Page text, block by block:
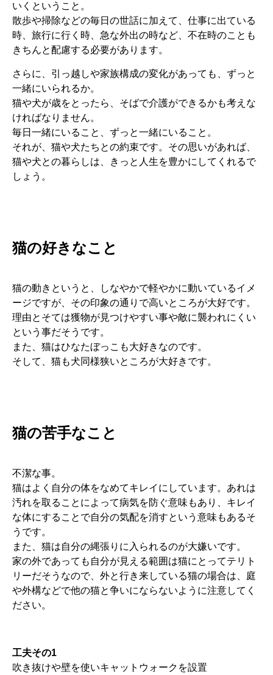
いくということ。
散歩や掃除などの毎日の世話に加えて、仕事に出ている
時、旅行に行く時、急な外出の時など、不在時のことも
きちんと配慮する必要があります。
さらに、引っ越しや家族構成の変化があっても、ずっと
一緒にいられるか。
猫や犬が歳をとったら、そばで介護ができるかも考えな
ければなりません。
毎日一緒にいること、ずっと一緒にいること。
それが、猫や犬たちとの約束です。その思いがあれば、
猫や犬との暮らしは、きっと人生を豊かにしてくれるで
しょう。
猫の好きなこと
猫の動きというと、しなやかで軽やかに動いているイメ
ージですが、その印象の通りで高いところが大好です。
理由とそては獲物が見つけやすい事や敵に襲われにくい
という事だそうです。
また、猫はひなたぼっこも大好きなのです。
そして、猫も犬同様狭いところが大好きです。
猫の苦手なこと
不潔な事。
猫はよく自分の体をなめてキレイにしています。あれは
汚れを取ることによって病気を防ぐ意味もあり、キレイ
な体にすることで自分の気配を消すという意味もあるそ
うです。
また、猫は自分の縄張りに入られるのが大嫌いです。
家の外であっても自分が見える範囲は猫にとってテリト
リーだそうなので、外と行き来している猫の場合は、庭
や外構などで他の猫と争いにならないように注意してく
ださい。
工夫その1
吹き抜けや壁を使いキャットウォークを設置